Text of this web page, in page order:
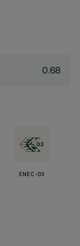
0.68
ENEC-03